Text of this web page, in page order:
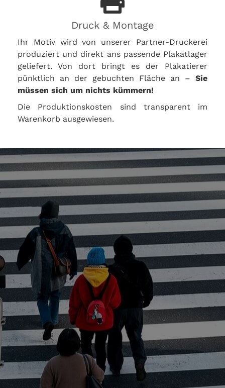
Druck & Montage
Ihr Motiv wird von unserer Partner-Druckerei
produziert und direkt ans passende Plakatlager
geliefert. Von dort bringt es der Plakatierer
pünktlich an der gebuchten Fläche an – Sie
müssen sich um nichts kümmern!
Die Produktionskosten sind transparent im
Warenkorb ausgewiesen.